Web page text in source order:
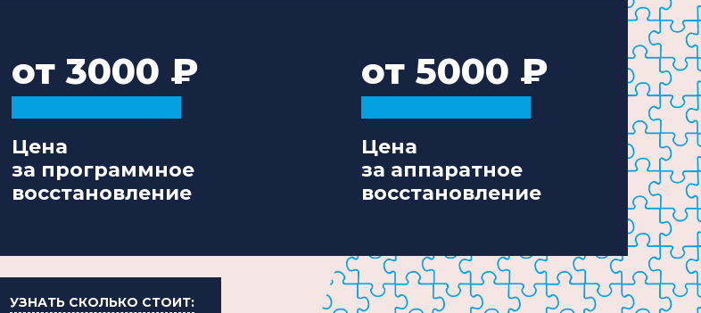
от 3000
Цена
за программное
восстановление
от 5000
Цена
за аппаратное
восстановление
УЗНАТЬ СКОЛЬКО СТОИТ: